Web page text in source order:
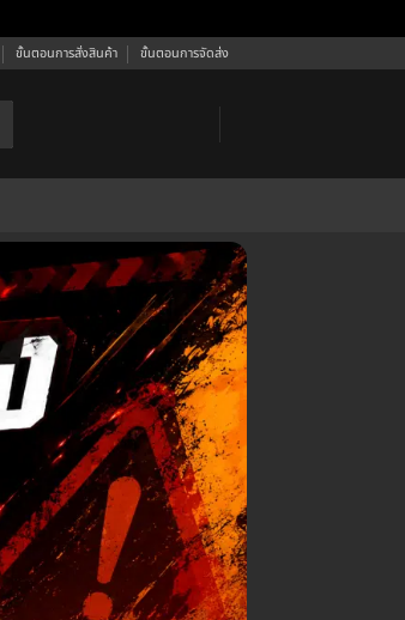
ขั้นตอนการสั่งสินค้า ขั้นตอนการจัดส่ง